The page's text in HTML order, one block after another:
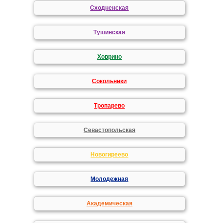
Сходненская
Тушинская
Ховрино
Сокольники
Тропарево
Севастопольская
Новогиреево
Молодежная
Академическая